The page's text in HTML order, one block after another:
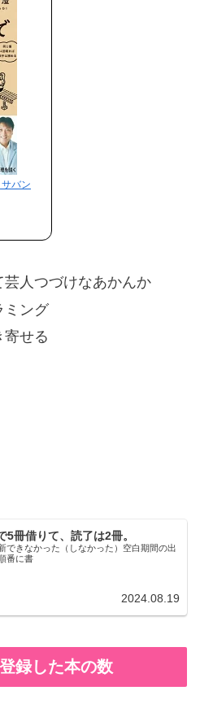
バン
人つづけなあかんか
ミング
寄せる
5冊借りて、読了は2冊。
できなかった（しなかった）空白期間の出
番に書
2024.08.19
録した本の数